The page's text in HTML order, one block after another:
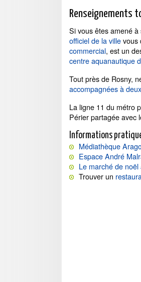
Renseignements
Si vous êtes amené
officiel de la villevous
commercial, est un
centre aquanautique
Tout près de Rosny,
accompagnées à
La ligne 11 du métro
Périer partagée avec
Informations
Médiathèque
Espace André
Le marché de
Trouver un